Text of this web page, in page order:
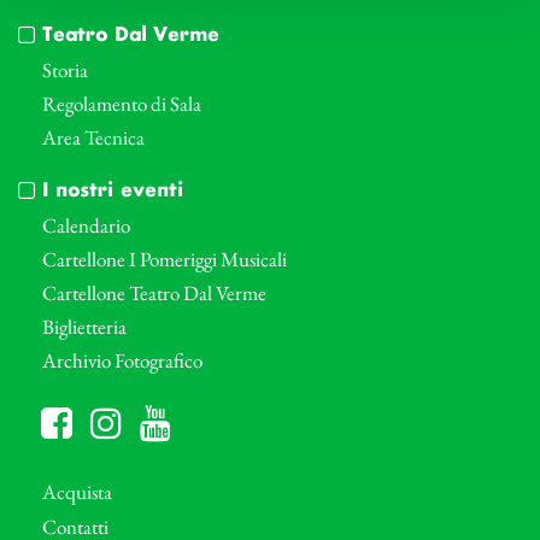
Teatro Dal Verme
Storia
Regolamento di Sala
Area Tecnica
I nostri eventi
Calendario
Cartellone I Pomeriggi Musicali
Cartellone Teatro Dal Verme
Biglietteria
Archivio Fotografico
Acquista
Contatti